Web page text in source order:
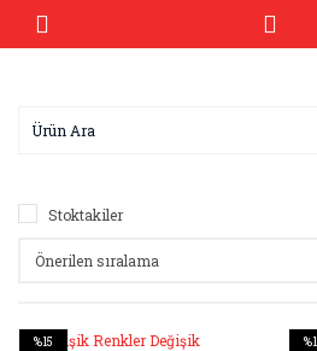
Stoktakiler
%15